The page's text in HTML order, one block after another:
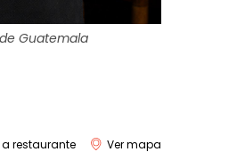
Guatemala
a restaurante Ver mapa